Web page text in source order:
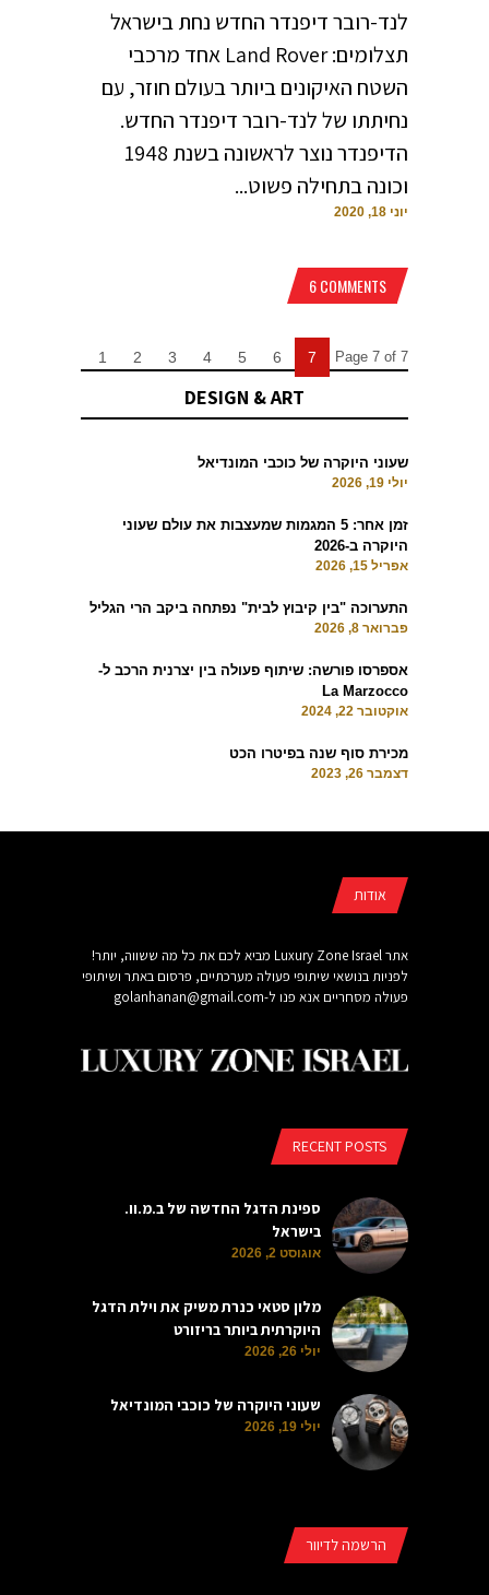
לנד-רובר דיפנדר החדש נחת בישראל
תצלומים: Land Rover אחד מרכבי
השטח האיקונים ביותר בעולם חוזר, עם
נחיתתו של לנד-רובר דיפנדר החדש.
הדיפנדר נוצר לראשונה בשנת 1948
וכונה בתחילה פשוט...
יוני 18, 2020
6 COMMENTS
1 2 3 4 5 6 7 Page 7 of 7
DESIGN & ART
שעוני היוקרה של כוכבי המונדיאל
יולי 19, 2026
זמן אחר: 5 המגמות שמעצבות את עולם שעוני
היוקרה ב-2026
אפריל 15, 2026
התערוכה "בין קיבוץ לבית" נפתחה ביקב הרי הגליל
פברואר 8, 2026
אספרסו פורשה: שיתוף פעולה בין יצרנית הרכב ל-
La Marzocco
אוקטובר 22, 2024
מכירת סוף שנה בפיטרו הכט
דצמבר 26, 2023
אודות
אתר Luxury Zone Israel מביא לכם את כל מה ששווה, יותר!
לפניות בנושאי שיתופי פעולה מערכתיים, פרסום באתר ושיתופי
פעולה מסחריים אנא פנו ל-golanhanan@gmail.com
RECENT POSTS
ספינת הדגל החדשה של ב.מ.וו.
בישראל
אוגוסט 2, 2026
מלון סטאי כנרת משיק את וילת הדגל
היוקרתית ביותר בריזורט
יולי 26, 2026
שעוני היוקרה של כוכבי המונדיאל
יולי 19, 2026
הרשמה לדיוור